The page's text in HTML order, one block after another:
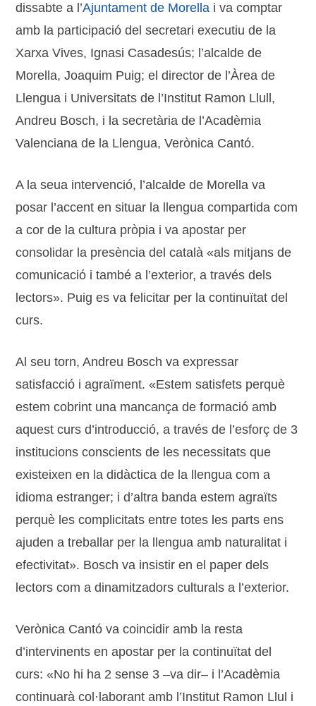
dissabte a l’Ajuntament de Morella i va comptar
amb la participació del secretari executiu de la
Xarxa Vives, Ignasi Casadesús; l’alcalde de
Morella, Joaquim Puig; el director de l’Àrea de
Llengua i Universitats de l’Institut Ramon Llull,
Andreu Bosch, i la secretària de l’Acadèmia
Valenciana de la Llengua, Verònica Cantó.
A la seua intervenció, l’alcalde de Morella va
posar l’accent en situar la llengua compartida com
a cor de la cultura pròpia i va apostar per
consolidar la presència del català «als mitjans de
comunicació i també a l’exterior, a través dels
lectors». Puig es va felicitar per la continuïtat del
curs.
Al seu torn, Andreu Bosch va expressar
satisfacció i agraïment. «Estem satisfets perquè
estem cobrint una mancança de formació amb
aquest curs d’introducció, a través de l’esforç de 3
institucions conscients de les necessitats que
existeixen en la didàctica de la llengua com a
idioma estranger; i d’altra banda estem agraïts
perquè les complicitats entre totes les parts ens
ajuden a treballar per la llengua amb naturalitat i
efectivitat». Bosch va insistir en el paper dels
lectors com a dinamitzadors culturals a l’exterior.
Verònica Cantó va coincidir amb la resta
d’intervinents en apostar per la continuïtat del
curs: «No hi ha 2 sense 3 –va dir– i l’Acadèmia
continuarà col·laborant amb l’Institut Ramon Llul i